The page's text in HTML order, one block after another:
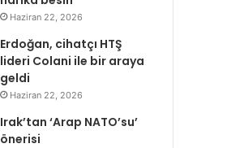
Haziran 22, 2026
Erdoğan, cihatçı HTŞ
lideri Colani ile bir araya
geldi
Haziran 22, 2026
Irak’tan ‘Arap NATO’su’
önerisi